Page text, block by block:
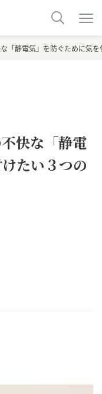
「静電気」を防ぐために気
快な「静電
たい３つの